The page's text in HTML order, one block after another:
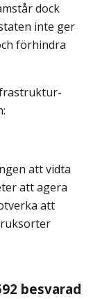
dock
inte ger
förhindra
att vidta
att agera
att
besvarad